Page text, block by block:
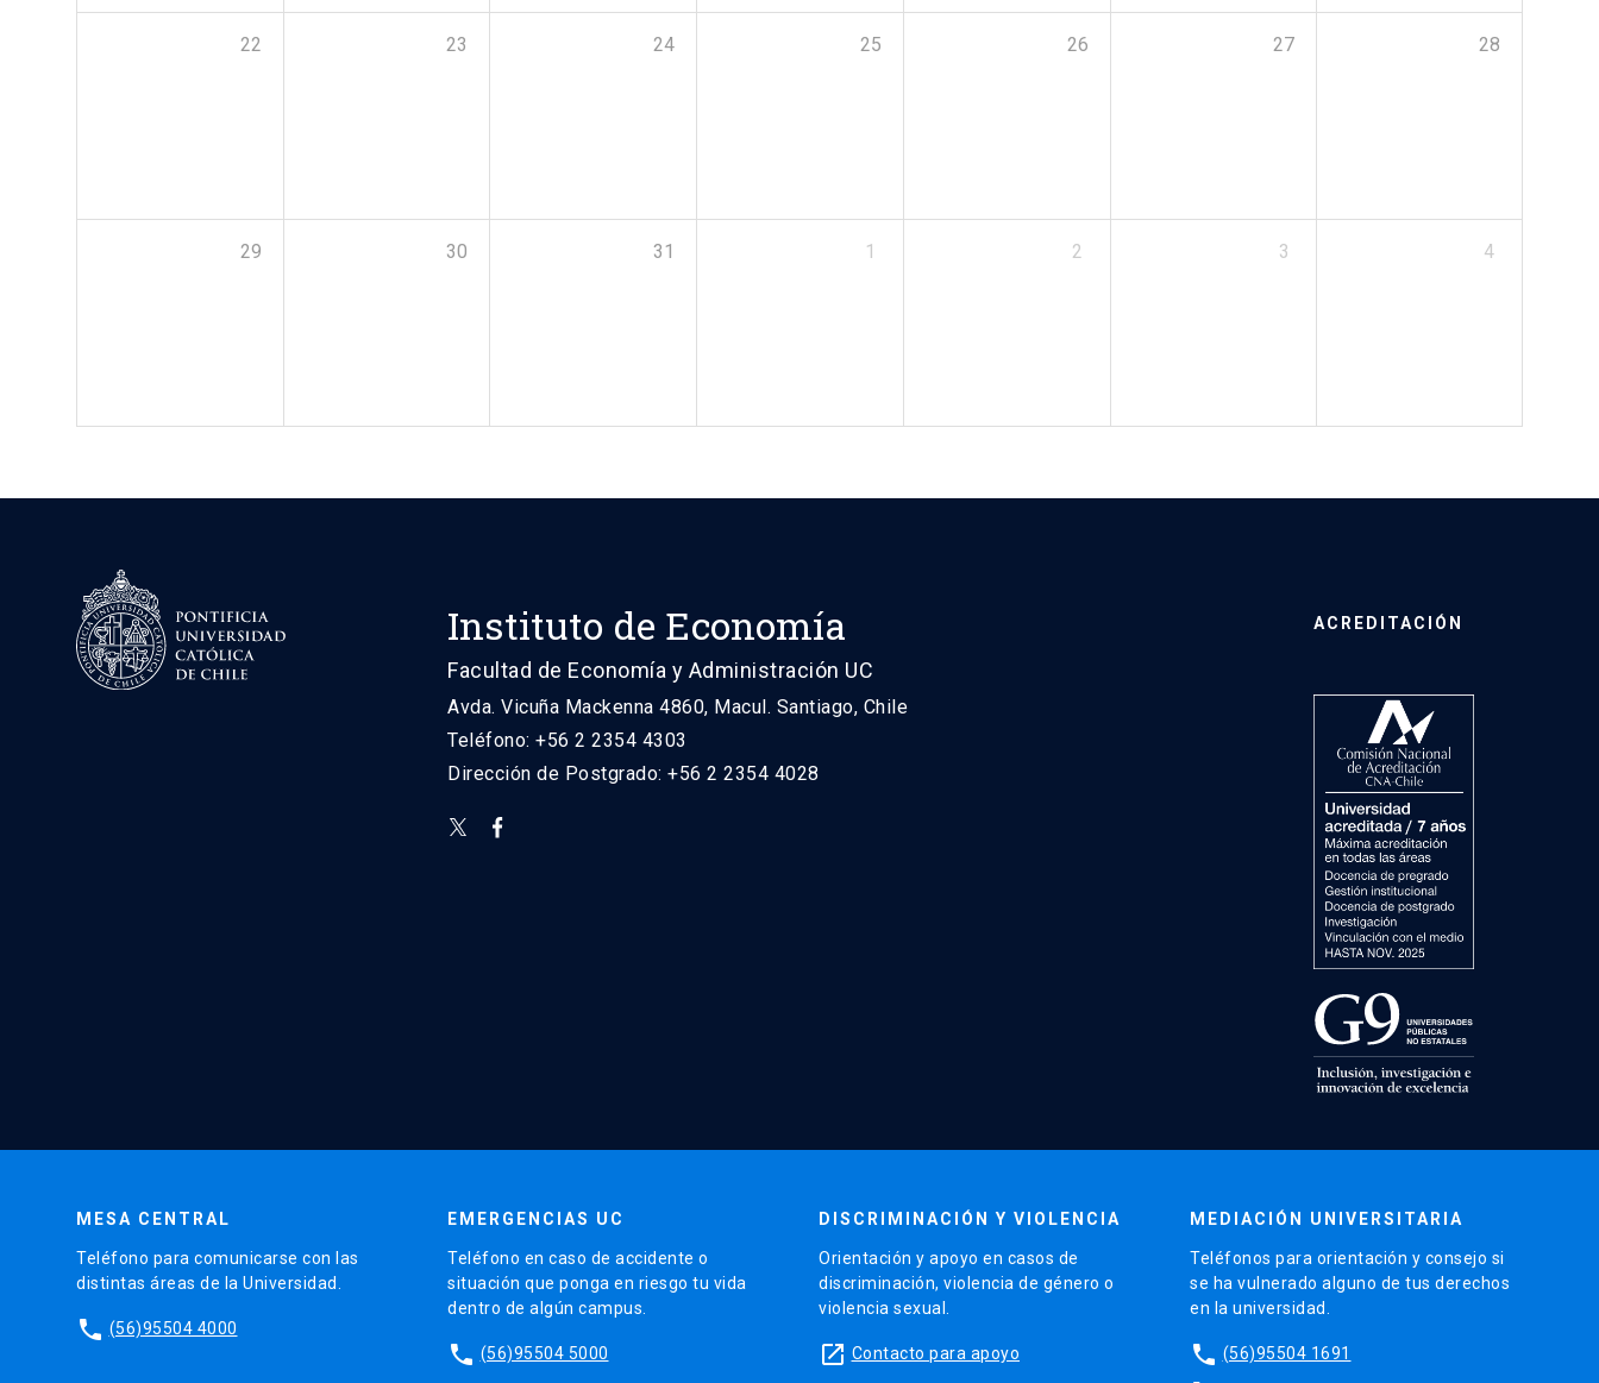
22 23 24 25 26 27 28
29 30 31 1 2 3 4
Instituto de Economía
Facultad de Economía y Administración UC
Avda. Vicuña Mackenna 4860, Macul. Santiago, Chile
Teléfono: +56 2 2354 4303
Dirección de Postgrado: +56 2 2354 4028
ACREDITACIÓN
MESA CENTRAL
Teléfono para comunicarse con las
distintas áreas de la Universidad.
phone (56)95504 4000
EMERGENCIAS UC
Teléfono en caso de accidente o
situación que ponga en riesgo tu vida
dentro de algún campus.
phone (56)95504 5000
DISCRIMINACIÓN Y VIOLENCIA
Orientación y apoyo en casos de
discriminación, violencia de género o
violencia sexual.
launch Contacto para apoyo
MEDIACIÓN UNIVERSITARIA
Teléfonos para orientación y consejo si
se ha vulnerado alguno de tus derechos
en la universidad.
phone (56)95504 1691